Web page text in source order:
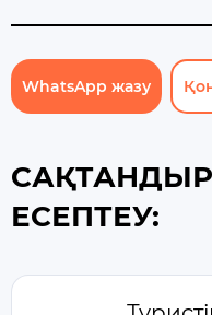
WhatsApp жазу
ЕСЕПТЕУ: